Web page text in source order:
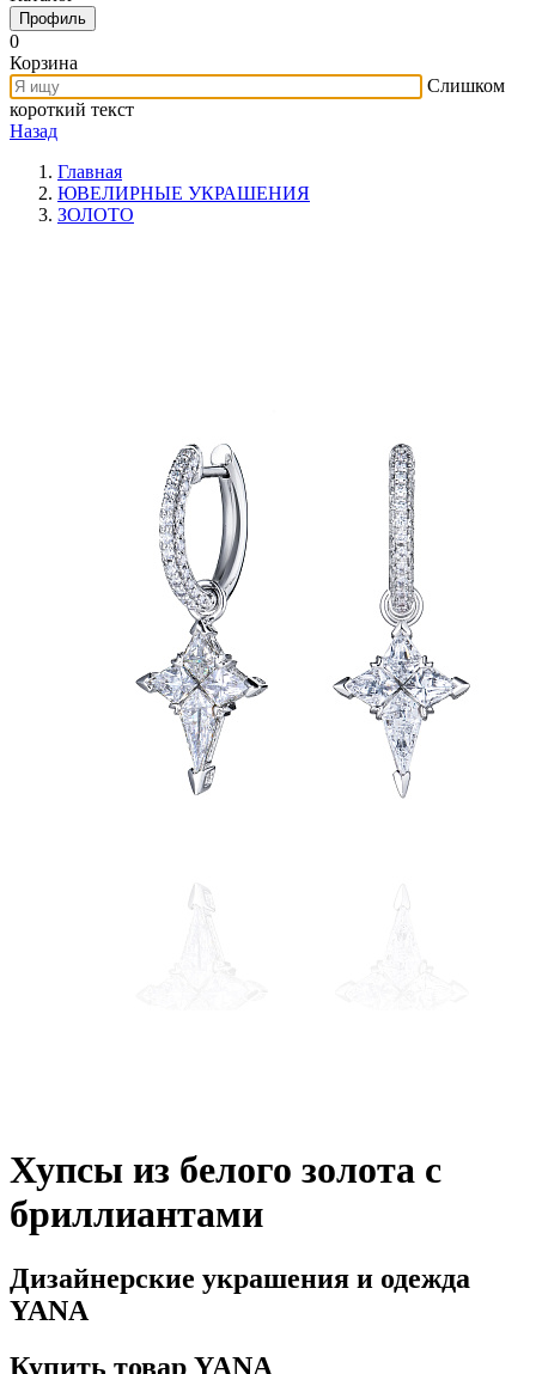
Профиль
0
Корзина
Слишком
короткий текст
Назад
Главная
ЮВЕЛИРНЫЕ УКРАШЕНИЯ
ЗОЛОТО
Хупсы из белого золота с
бриллиантами
Дизайнерские украшения и одежда
YANA
Купить товар YANA